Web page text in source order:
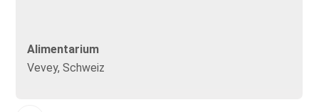
Alimentarium
Vevey, Schweiz